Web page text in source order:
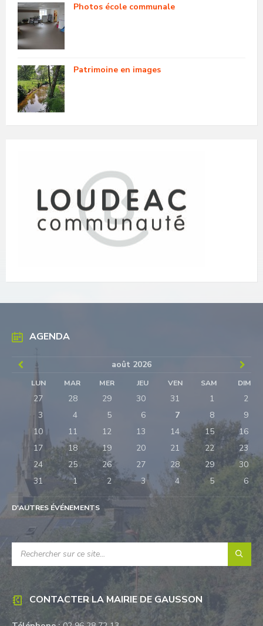
Photos école communale
Patrimoine en images
AGENDA
août 2026
Previous
Month
LUN MAR MER JEU VEN SAM DIM
calendar
27 28 29 30 31 1
2
3
4 5 6 7 8
9
10
11 12 13 14 15
16
17
18 19 20 21 22
23
24
25 26 27 28 29
30
31
1 2 3 4 5
6
Retour
l'accueil
D'AUTRES ÉVÉNEMENTS
CONTACTER LA MAIRIE DE GAUSSON